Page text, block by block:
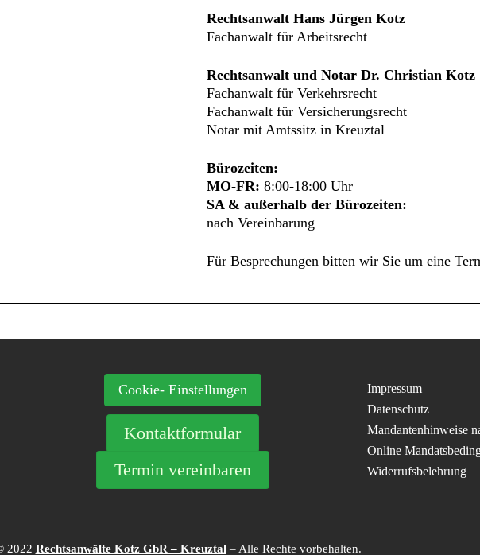
Rechtsanwalt Hans Jürgen Kotz
Fachanwalt für Arbeitsrecht
Rechtsanwalt und Notar Dr. Christian Kotz
Fachanwalt für Verkehrsrecht
Fachanwalt für Versicherungsrecht
Notar mit Amtssitz in Kreuztal
Bürozeiten:
MO-FR: 8:00-18:00 Uhr
SA & außerhalb der Bürozeiten:
nach Vereinbarung
Für Besprechungen bitten wir Sie um eine
Cookie- Einstellungen
Kontaktformular
Termin vereinbaren
Impressum
Datenschutz
Mandantenhinweise
Online
Widerrufsbelehrung
2022 Rechtsanwälte Kotz GbR – Kreuztal– Alle Rechte vorbehalten.